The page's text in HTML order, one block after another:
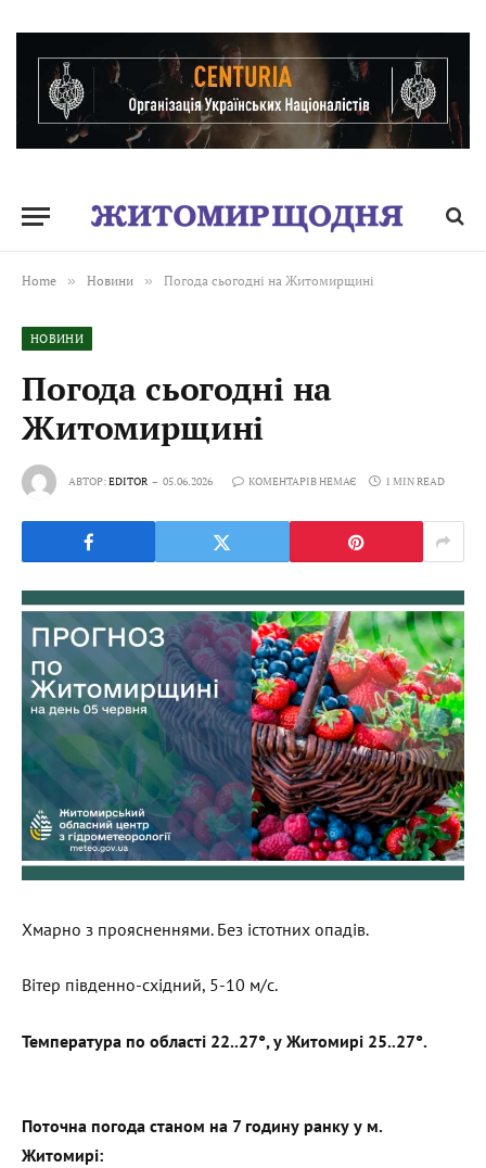
Home » Новини » Погода сьогодні на Житомирщині
НОВИНИ
Погода сьогодні на
Житомирщині
АВТОР:EDITOR 05.06.2026 КОМЕНТАРІВ НЕМАЄ 1 MIN READ
Хмарно з проясненнями. Без істотних опадів.
Вітер південно-східний, 5-10 м/с.
Температура по області 22..27°, у Житомирі 25..27°.
Поточна погода станом на 7 годину ранку у м.
Житомирі: